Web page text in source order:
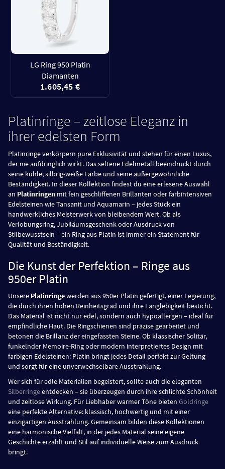
LG Ring 950 Platin
Diamanten
1.605,45 €
Platinringe – zeitlose Eleganz in
ihrer edelsten Form
Platinringe verkörpern pure Exklusivität und stehen für einen Luxus,
der nie aufdringlich wirkt. Das seltene Edelmetall beeindruckt durch
seine kühle, silbrig-weiße Farbe und seine außergewöhnliche
Beständigkeit. In dieser Kollektion findest du eine erlesene Auswahl
an Platinringen mit fein geschliffenen Brillanten oder farbintensiven
Edelsteinen wie Tansanit und Aquamarin – jedes Stück ein
handwerkliches Meisterwerk von bleibendem Wert. Ob als
Verlobungsring, Jubiläumsgeschenk oder Ausdruck von
Stilbewusstsein – ein Ring aus Platin ist immer ein Statement für
Qualität und Beständigkeit.
Die Kunst der Perfektion – Ringe aus
950er Platin
Unsere Platinringewerden aus 950er Platin gefertigt, einer Legierung,
die durch ihren hohen Reinheitsgrad und ihre Langlebigkeit besticht.
Das Material ist nicht nur edel, sondern auch hypoallergen – ideal für
empfindliche Haut. Die Ringschienen sind präzise gearbeitet und
betonen die Brillanz der eingefassten Steine. Ob klassischer Solitär,
funkelnder Memoire-Ring oder modern interpretiertes Design mit
farbigen Edelsteinen: Platin bringt jedes Detail perfekt zur Geltung
und sorgt für eine unverwechselbare Ausstrahlung.
Wer sich für edle Materialien begeistert, sollte auch die eleganten
Silberringeentdecken – sie überzeugen durch ihre schlichte Schönheit
und zeitlose Wirkung. Für Liebhaber warmer Töne bieten Goldringe
eine perfekte Alternative: klassisch, hochwertig und mit einer
einzigartigen Ausstrahlung. Gemeinsam bilden diese Kollektionen
eine harmonische Vielfalt, in der jedes Material seine eigene
Geschichte erzählt und Stil auf individuelle Weise zum Ausdruck
bringt.